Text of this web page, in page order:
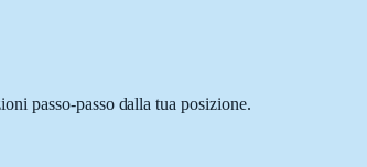
passo-passo dalla tua posizione.